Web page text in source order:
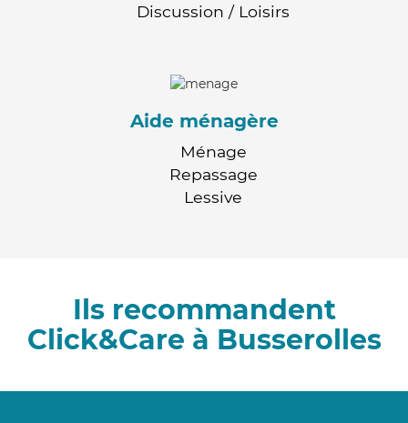
Discussion / Loisirs
Aide ménagère
Ménage
Repassage
Lessive
Ils recommandent
Click&Care à Busserolles